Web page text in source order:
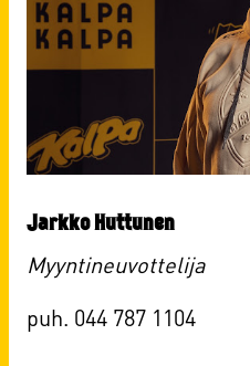
Jarkko Huttunen
Myyntineuvottelija
puh. 044 787 1104​​​​​​​